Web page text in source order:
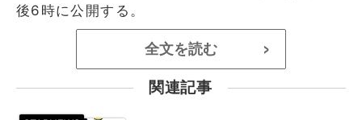
後6時に公開する。
全文を読む >
関連記事